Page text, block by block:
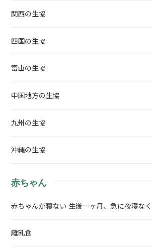
関西の生協
四国の生協
富山の生協
中国地方の生協
九州の生協
沖縄の生協
赤ちゃん
赤ちゃんが寝ない 生後一ヶ月、急に夜寝な
離乳食